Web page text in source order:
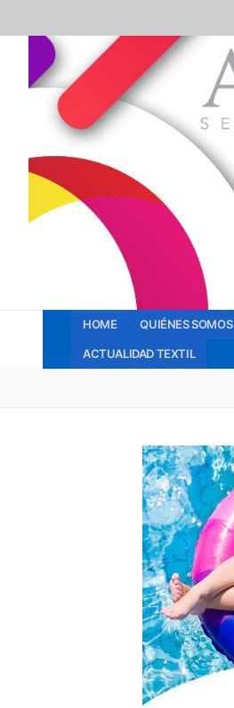
al
contenido
HOME QUIÉNES SOMOS
ACTUALIDAD TEXTIL